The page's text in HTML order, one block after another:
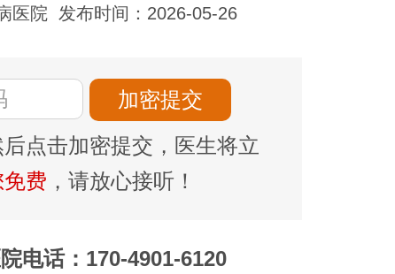
医院 发布时间：2026-05-26
点击加密提交，医生将立
费 ，请放心接听！
电话：170-4901-6120